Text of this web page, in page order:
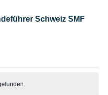
Schweiz SMF